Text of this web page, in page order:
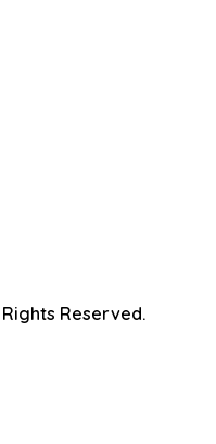
Reserved.